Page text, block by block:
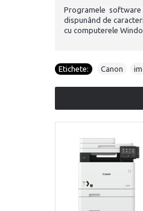
Programele
dispunând de
cu computerele
Etichete: Canon